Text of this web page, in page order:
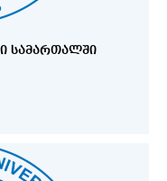
ᲡᲐᲛᲐᲠᲗᲐᲚᲨᲘ